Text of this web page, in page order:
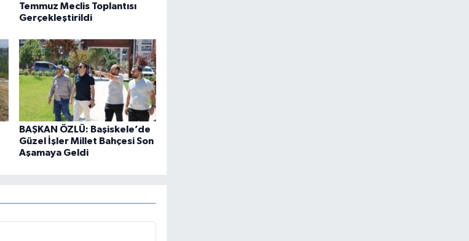
Temmuz Meclis Toplantısı
Gerçekleştirildi
BAŞKAN ÖZLÜ: Başiskele’de
Güzel İşler Millet Bahçesi Son
Aşamaya Geldi